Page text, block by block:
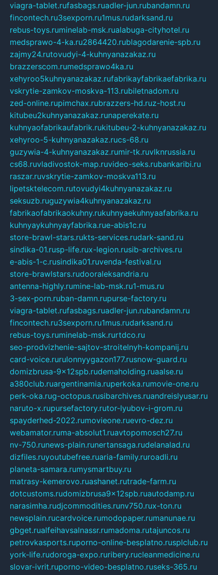
viagra-tablet.rufasbags.ruadler-jun.rubandamn.ru
fincontech.ru3sexporn.ru1mus.rudarksand.ru
rebus-toys.ruminelab-msk.rualabuga-cityhotel.ru
medsprawo-4-ka.ru2864420.rublagodarenie-spb.ru
zajmy24.rutovudyi-4-kuhnyanazakaz.ru
brazzerscom.rumedsprawo4ka.ru
xehyroo5kuhnyanazakaz.rufabrikayfabrikaefabrika.ru
vskrytie-zamkov-moskva-113.rubiletnadom.ru
zed-online.rupimchax.rubrazzers-hd.ruz-host.ru
kitubeu2kuhnyanazakaz.runaperekate.ru
kuhnyaofabrikaufabrik.rukitubeu-2-kuhnyanazakaz.ru
xehyroo-5-kuhnyanazakaz.rucs-68.ru
guzywia-4-kuhnyanazakaz.rumir-tk.ruvlknrussia.ru
cs68.ruvladivostok-map.ruvideo-seks.rubankaribi.ru
raszar.ruvskrytie-zamkov-moskva113.ru
lipetsktelecom.rutovudyi4kuhnyanazakaz.ru
seksuzb.ruguzywia4kuhnyanazakaz.ru
fabrikaofabrikaokuhny.rukuhnyaekuhnyaafabrika.ru
kuhnyaykuhnyayfabrika.rue-abis1c.ru
store-brawl-stars.rukts-services.rudark-sand.ru
sindika-01.rusp-life.rux-legion.rusib-archives.ru
e-abis-1-c.rusindika01.ruvenda-festival.ru
store-brawlstars.rudooraleksandria.ru
antenna-highly.rumine-lab-msk.ru1-mus.ru
3-sex-porn.ruban-damn.rupurse-factory.ru
viagra-tablet.rufasbags.ruadler-jun.rubandamn.ru
fincontech.ru3sexporn.ru1mus.rudarksand.ru
rebus-toys.ruminelab-msk.rurtdco.ru
seo-prodvizhenie-sajtov-stroitelnyh-kompanij.ru
card-voice.rurulonnyygazon177.rusnow-guard.ru
domizbrusa-9x12spb.rudemaholding.ruaalse.ru
a380club.ruargentinamia.ruperkoka.rumovie-one.ru
perk-oka.rug-octopus.rusibarchives.ruandreislyusar.ru
naruto-x.rupursefactory.rutor-lyubov-i-grom.ru
spayderhed-2022.rumovieone.ruevro-dez.ru
webamator.ruma-absolut1.ruavtopomosch27.ru
nv-750.runews-plain.runertansaga.rudelanalad.ru
dizfiles.ruyoutubefree.ruaria-family.ruroadli.ru
planeta-samara.rumysmartbuy.ru
matrasy-kemerovo.ruashanet.rutrade-farm.ru
dotcustoms.rudomizbrusa9x12spb.ruautodamp.ru
narasimha.rudjcommodities.runv750.rux-ton.ru
newsplain.rucardvoice.rumodopaper.rumanunae.ru
gbget.rualfeihavsalnassr.rumadoma.rutajuncos.ru
petrovkasports.ruporno-online-besplatno.rusplclub.ru
york-life.rudoroga-expo.ruribery.rucleanmedicine.ru
slovar-ivrit.ruporno-video-besplatno.ruseks-365.ru